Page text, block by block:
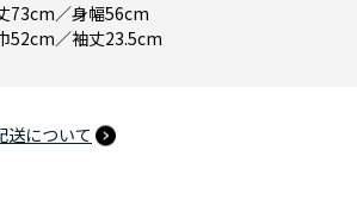
73cm／身幅56cm
52cm／袖丈23.5cm
送について